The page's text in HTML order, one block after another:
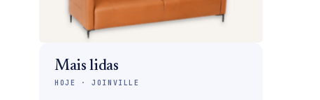
Mais lidas
HOJE · JOINVILLE